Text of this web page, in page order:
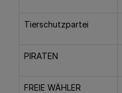
Tierschutzpartei
PIRATEN
FREIE WÄHLER